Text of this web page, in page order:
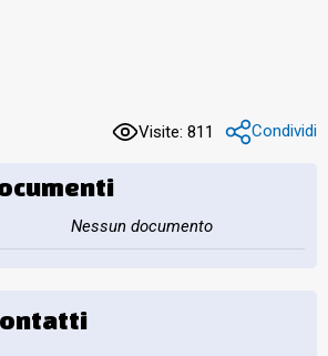
Visite: 811 Condividi
Nessun documento